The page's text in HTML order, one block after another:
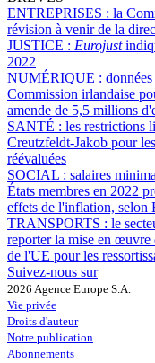
ENTREPRISES : la
révision à venir de la
JUSTICE : Eurojust
2022
NUMÉRIQUE :
Commission irlandaise
amende de 5,5 millions
SANTÉ : les restrictions
Creutzfeldt-Jakob pour
réévaluées
SOCIAL : salaires
États membres en 2022
effets de l'inflation, selon
TRANSPORTS : le
reporter la mise en
de l'UE pour les
Suivez-nous sur
2026 Agence Europe S.A.
Vie privée
Droits d'auteur
Notre publication
Abonnements